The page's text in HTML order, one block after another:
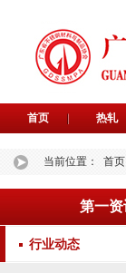
首页 热轧
当前位置： 首页
第一资
行业动态